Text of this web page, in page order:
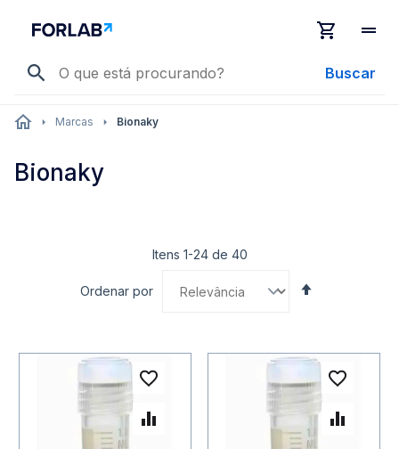
Buscar
Marcas Bionaky
Bionaky
Itens 1-24de 40
Ordenar por
Adicionar à lista de
Adicionar para Comparar